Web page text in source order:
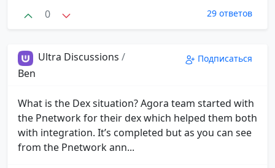
0 29 ответов
Ultra Discussions /
Ben
Подписаться
What is the Dex situation? Agora team started with
the Pnetwork for their dex which helped them both
with integration. It’s completed but as you can see
from the Pnetwork ann...